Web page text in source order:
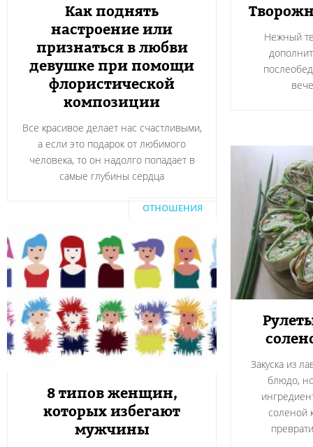
Как поднять
настроение или
признаться в любви
девушке при помощи
флористической
композиции
Все красивое делает нас счастливыми,
а если это подарок от любимого
человека, то он надолго попадает в
самые глубины сердца
Нежный
Закуска из
блюдо,
соленой
ОТНОШЕНИЯ
8 типов женщин,
которых избегают
мужчины